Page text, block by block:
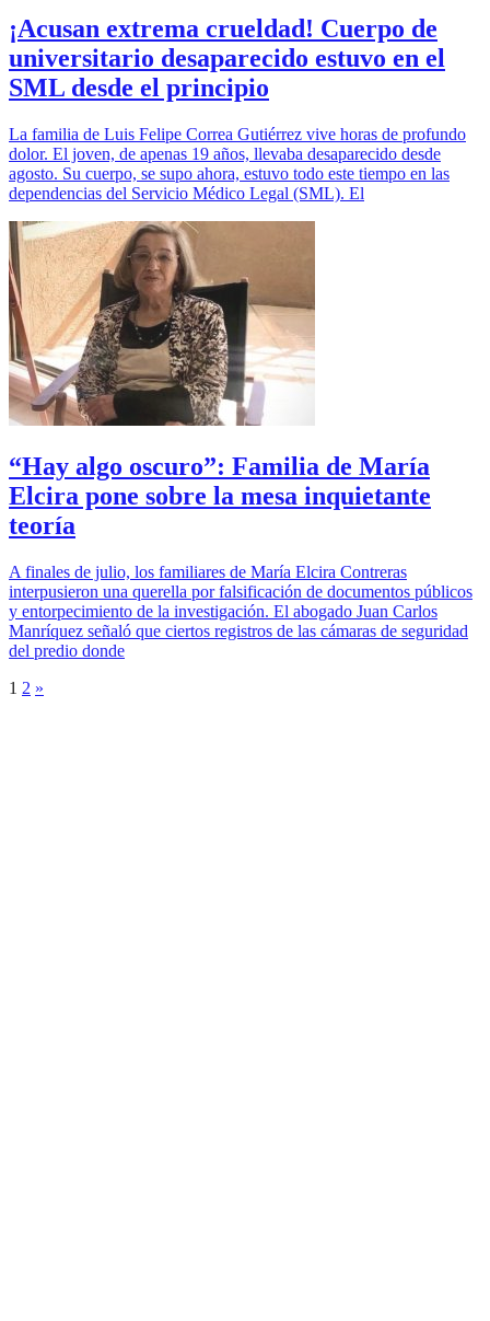
¡Acusan extrema crueldad! Cuerpo de
universitario desaparecido estuvo en el
SML desde el principio
La familia de Luis Felipe Correa Gutiérrez vive horas de profundo
dolor. El joven, de apenas 19 años, llevaba desaparecido desde
agosto. Su cuerpo, se supo ahora, estuvo todo este tiempo en las
dependencias del Servicio Médico Legal (SML). El
“Hay algo oscuro”: Familia de María
Elcira pone sobre la mesa inquietante
teoría
A finales de julio, los familiares de María Elcira Contreras
interpusieron una querella por falsificación de documentos públicos
y entorpecimiento de la investigación. El abogado Juan Carlos
Manríquez señaló que ciertos registros de las cámaras de seguridad
del predio donde
1 2 »